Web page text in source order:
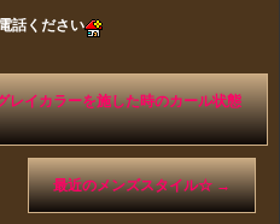
話ください
レイカラーを施した時のカール状態
最近のメンズスタイル☆→